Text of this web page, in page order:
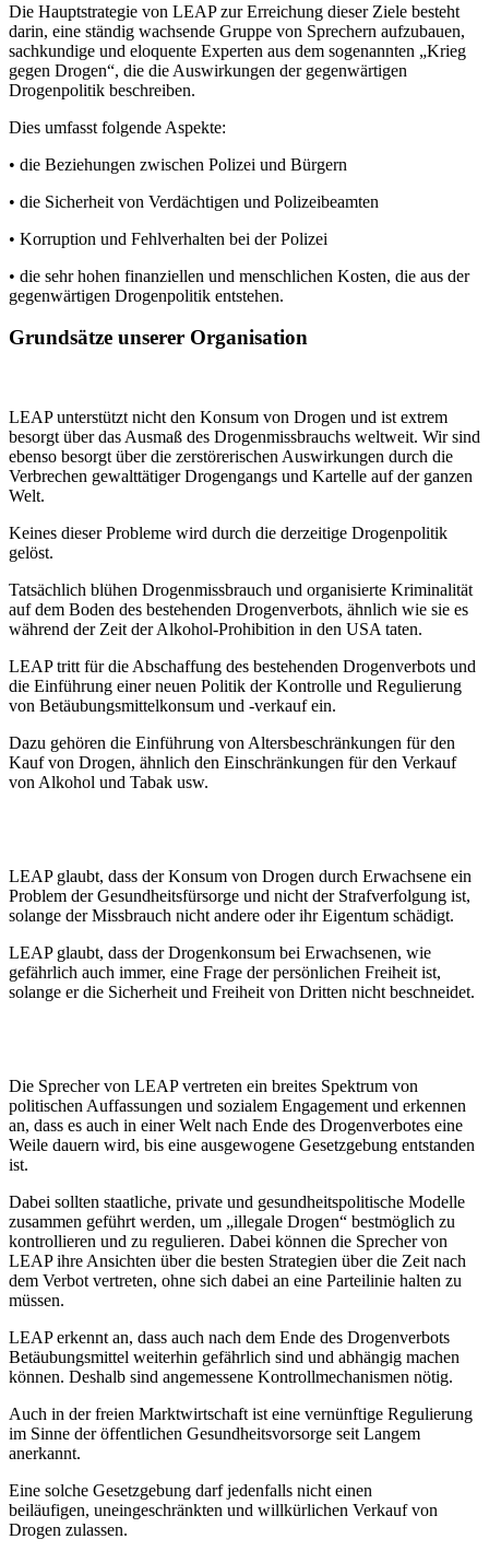
Die Hauptstrategie von LEAP zur Erreichung dieser Ziele besteht
darin, eine ständig wachsende Gruppe von Sprechern aufzubauen,
sachkundige und eloquente Experten aus dem sogenannten „Krieg
gegen Drogen“, die die Auswirkungen der gegenwärtigen
Drogenpolitik beschreiben.
Dies umfasst folgende Aspekte:
• die Beziehungen zwischen Polizei und Bürgern
• die Sicherheit von Verdächtigen und Polizeibeamten
• Korruption und Fehlverhalten bei der Polizei
• die sehr hohen finanziellen und menschlichen Kosten, die aus der
gegenwärtigen Drogenpolitik entstehen.
Grundsätze unserer Organisation
LEAP unterstützt nicht den Konsum von Drogen und ist extrem
besorgt über das Ausmaß des Drogenmissbrauchs weltweit. Wir sind
ebenso besorgt über die zerstörerischen Auswirkungen durch die
Verbrechen gewalttätiger Drogengangs und Kartelle auf der ganzen
Welt.
Keines dieser Probleme wird durch die derzeitige Drogenpolitik
gelöst.
Tatsächlich blühen Drogenmissbrauch und organisierte Kriminalität
auf dem Boden des bestehenden Drogenverbots, ähnlich wie sie es
während der Zeit der Alkohol-Prohibition in den USA taten.
LEAP tritt für die Abschaffung des bestehenden Drogenverbots und
die Einführung einer neuen Politik der Kontrolle und Regulierung
von Betäubungsmittelkonsum und -verkauf ein.
Dazu gehören die Einführung von Altersbeschränkungen für den
Kauf von Drogen, ähnlich den Einschränkungen für den Verkauf
von Alkohol und Tabak usw.
LEAP glaubt, dass der Konsum von Drogen durch Erwachsene ein
Problem der Gesundheitsfürsorge und nicht der Strafverfolgung ist,
solange der Missbrauch nicht andere oder ihr Eigentum schädigt.
LEAP glaubt, dass der Drogenkonsum bei Erwachsenen, wie
gefährlich auch immer, eine Frage der persönlichen Freiheit ist,
solange er die Sicherheit und Freiheit von Dritten nicht beschneidet.
Die Sprecher von LEAP vertreten ein breites Spektrum von
politischen Auffassungen und sozialem Engagement und erkennen
an, dass es auch in einer Welt nach Ende des Drogenverbotes eine
Weile dauern wird, bis eine ausgewogene Gesetzgebung entstanden
ist.
Dabei sollten staatliche, private und gesundheitspolitische Modelle
zusammen geführt werden, um „illegale Drogen“ bestmöglich zu
kontrollieren und zu regulieren. Dabei können die Sprecher von
LEAP ihre Ansichten über die besten Strategien über die Zeit nach
dem Verbot vertreten, ohne sich dabei an eine Parteilinie halten zu
müssen.
LEAP erkennt an, dass auch nach dem Ende des Drogenverbots
Betäubungsmittel weiterhin gefährlich sind und abhängig machen
können. Deshalb sind angemessene Kontrollmechanismen nötig.
Auch in der freien Marktwirtschaft ist eine vernünftige Regulierung
im Sinne der öffentlichen Gesundheitsvorsorge seit Langem
anerkannt.
Eine solche Gesetzgebung darf jedenfalls nicht einen
beiläufigen, uneingeschränkten und willkürlichen Verkauf von
Drogen zulassen.